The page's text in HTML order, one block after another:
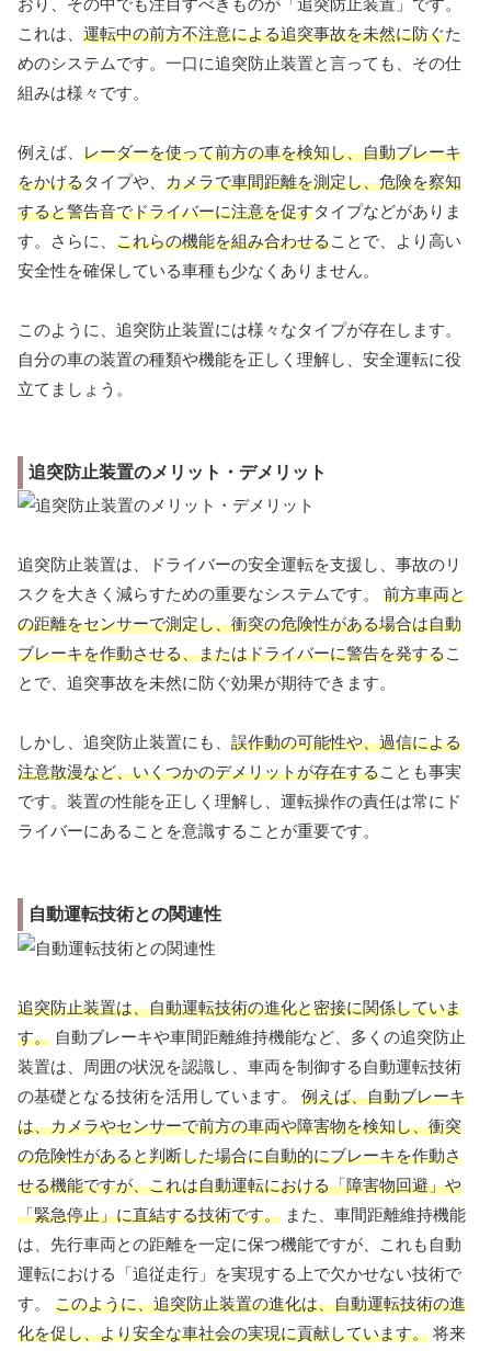
これは、 運転中の前方不注意による追突事故を未然に防ぐた
めのシステムです。一口に追突防止装置と言っても、その仕
組みは様々です。
例えば、 レーダーを使って前方の車を検知し、自動ブレーキ
をかけるタイプや、 カメラで車間距離を測定し、危険を察知
すると警告音でドライバーに注意を促すタイプなどがありま
す。さらに、 これらの機能を組み合わせることで、より高い
安全性を確保している車種も少なくありません。
このように、追突防止装置には様々なタイプが存在します。
自分の車の装置の種類や機能を正しく理解し、安全運転に役
立てましょう。
追突防止装置のメリット・デメリット
追突防止装置は、ドライバーの安全運転を支援し、事故のリ
スクを大きく減らすための重要なシステムです。 前方車両と
の距離をセンサーで測定し、衝突の危険性がある場合は自動
ブレーキを作動させる、またはドライバーに警告を発するこ
とで、追突事故を未然に防ぐ効果が期待できます。
しかし、追突防止装置にも、 誤作動の可能性や、過信による
注意散漫など、いくつかのデメリットが存在することも事実
です。装置の性能を正しく理解し、運転操作の責任は常にド
ライバーにあることを意識することが重要です。
自動運転技術との関連性
追突防止装置は、自動運転技術の進化と密接に関係していま
す。 自動ブレーキや車間距離維持機能など、多くの追突防止
装置は、周囲の状況を認識し、車両を制御する自動運転技術
の基礎となる技術を活用しています。 例えば、自動ブレーキ
は、カメラやセンサーで前方の車両や障害物を検知し、衝突
の危険性があると判断した場合に自動的にブレーキを作動さ
せる機能ですが、これは自動運転における「障害物回避」や
「緊急停止」に直結する技術です。 また、車間距離維持機能
は、先行車両との距離を一定に保つ機能ですが、これも自動
運転における「追従走行」を実現する上で欠かせない技術で
す。 このように、追突防止装置の進化は、自動運転技術の進
化を促し、より安全な車社会の実現に貢献しています。 将来